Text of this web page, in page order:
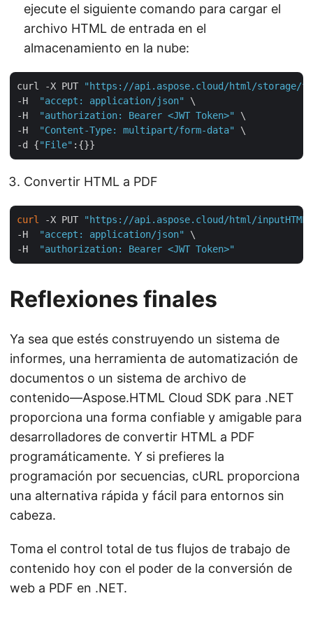
ejecute el siguiente comando para cargar el
archivo HTML de entrada en el
almacenamiento en la nube:
curl -X PUT
"https://api.aspose.cloud/html/storage/
-H
"accept: application/json"
\
-H
"authorization: Bearer <JWT Token>"
\
-H
"Content-Type: multipart/form-data"
\
-d {"File"
Convertir HTML a PDF
curl -X PUT
"https://api.aspose.cloud/html/
-H
"accept: application/json"
\
-H
"authorization: Bearer <JWT Token>"
Reflexiones finales
Ya sea que estés construyendo un sistema de
informes, una herramienta de automatización de
documentos o un sistema de archivo de
contenido—Aspose.HTML Cloud SDK para .NET
proporciona una forma confiable y amigable para
desarrolladores de convertir HTML a PDF
programáticamente. Y si prefieres la
programación por secuencias, cURL proporciona
una alternativa rápida y fácil para entornos sin
cabeza.
Toma el control total de tus flujos de trabajo de
contenido hoy con el poder de la conversión de
web a PDF en .NET.